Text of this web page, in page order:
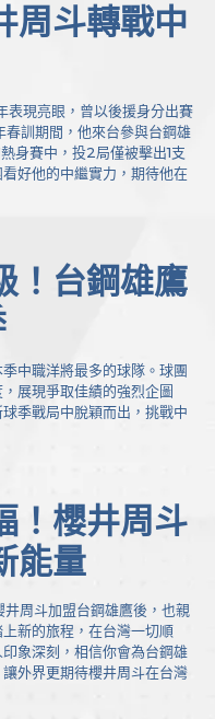
周斗轉戰中
表現亮眼，曾以後援身分出賽
訓期間，他來台參與台鋼雄
身賽中，投2局僅被擊出1支
好他的中繼實力，期待他在
！台鋼雄鷹
中職洋將最多的球隊。球團
展現爭取佳績的強烈企圖
季戰局中脫穎而出，挑戰中
！櫻井周斗
能量
井周斗加盟台鋼雄鷹後，也親
新的旅程，在台灣一切順
象深刻，相信你會為台鋼雄
外界更期待櫻井周斗在台灣